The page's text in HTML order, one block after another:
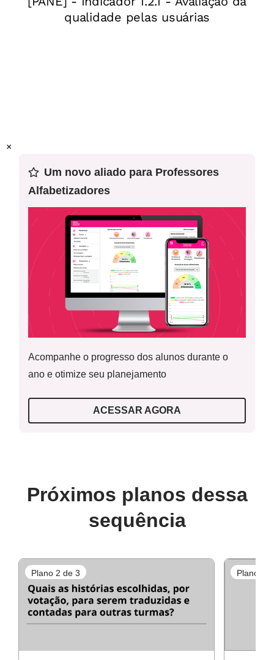
Habilidade da BNCC:
(EF35LP20) Expor trabalhos ou pesquisas escolares, em
(imagens, diagrama, tabelas etc.), orientando-se por roteiro
escrito, planejando o tempo de fala e adequando a
linguagem à situação comunicativa.
(EF04MA28) Realizar pesquisa envolvendo variáveis
categóricas e numéricas e organizar dados coletados por
meio de tabelas e gráficos de colunas simples ou
agrupadas, com e sem uso de tecnologias digitais.
- Compartilhar histórias reais e divertidas vivenciadas em
Matemática e Língua Portuguesa.
Materiais Necessários:
Sacola plástica/cesto grande que caibam todos os
×
Um novo aliado para Professores
Alfabetizadores
Acompanhe o progresso dos alunos durante o
ano e otimize seu planejamento
ACESSAR AGORA
Próximos planos dessa
sequência
Plano 2 de 3 Plano 3